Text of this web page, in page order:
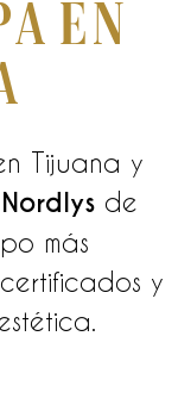
en
Tijuana y
Nordlysde
más
y